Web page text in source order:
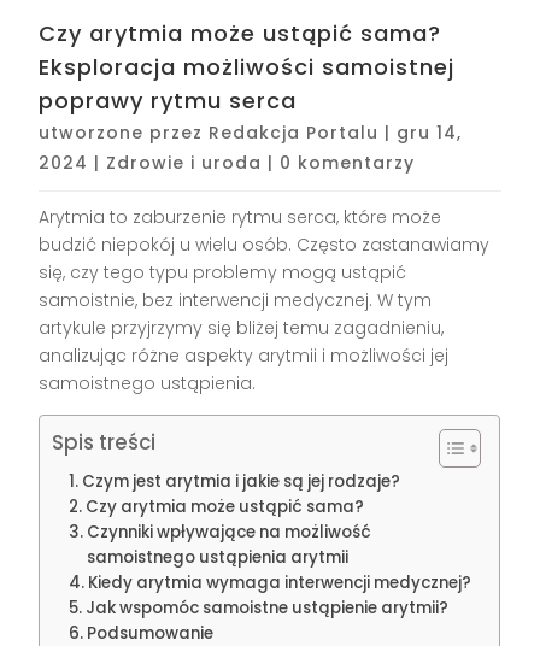
Czy arytmia może ustąpić sama?
Eksploracja możliwości samoistnej
poprawy rytmu serca
utworzone przez Redakcja Portalu | gru 14,
2024 | Zdrowie i uroda | 0 komentarzy
Arytmia to zaburzenie rytmu serca, które może
budzić niepokój u wielu osób. Często zastanawiamy
się, czy tego typu problemy mogą ustąpić
samoistnie, bez interwencji medycznej. W tym
artykule przyjrzymy się bliżej temu zagadnieniu,
analizując różne aspekty arytmii i możliwości jej
samoistnego ustąpienia.
Spis treści
Czym jest arytmia i jakie są jej rodzaje?
Czy arytmia może ustąpić sama?
Czynniki wpływające na możliwość
samoistnego ustąpienia arytmii
Kiedy arytmia wymaga interwencji medycznej?
Jak wspomóc samoistne ustąpienie arytmii?
Podsumowanie